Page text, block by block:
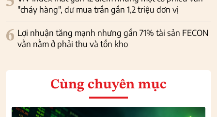
"cháy hàng", dư mua trần gần 1,2 triệu đơn vị
6 Lợi nhuận tăng mạnh nhưng gần 71% tài sản FECON
vẫn nằm ở phải thu và tồn kho
Cùng chuyên mục